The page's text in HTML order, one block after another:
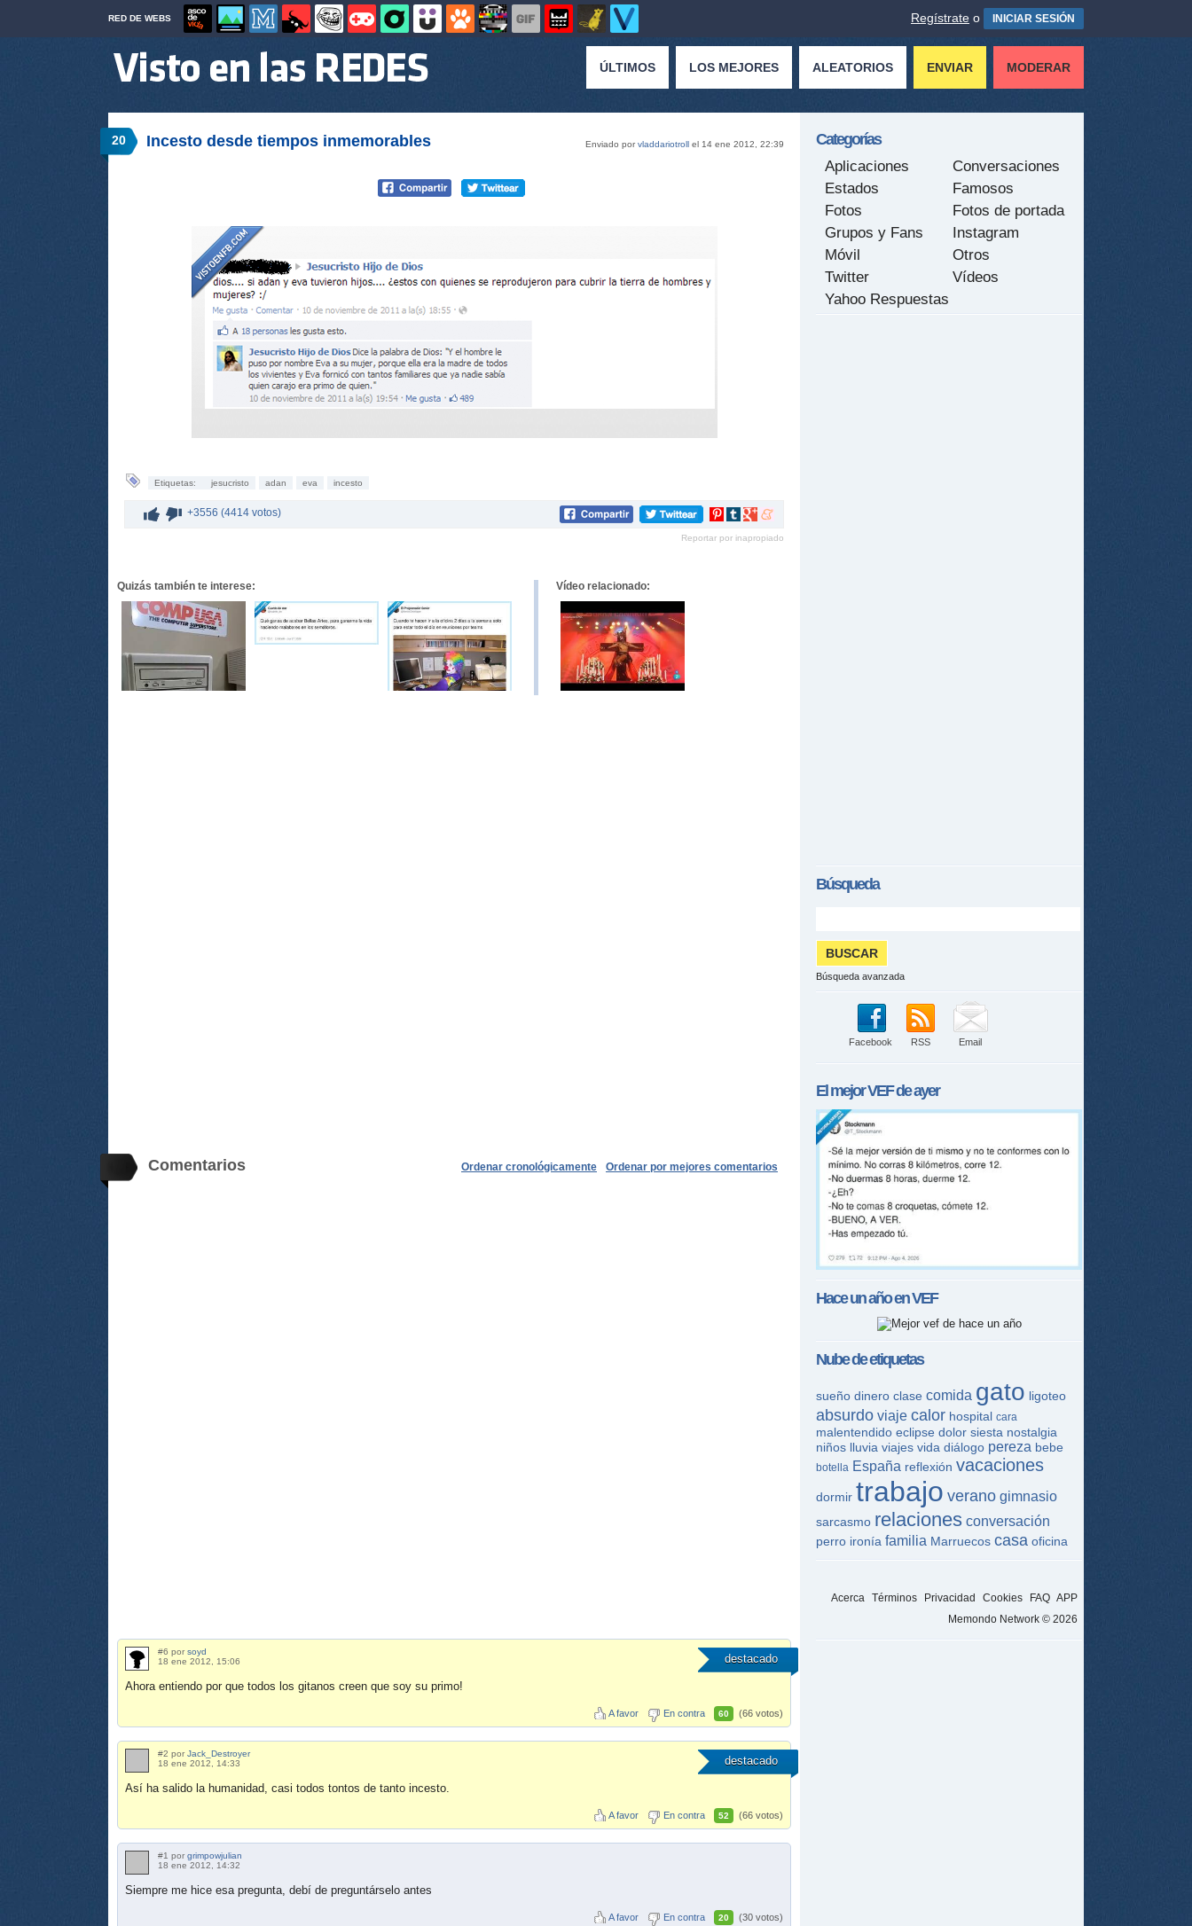
RED DE WEBS Regístrate o INICIAR SESIÓN
ÚLTIMOS LOS MEJORES ALEATORIOS ENVIAR MODERAR
20 Enviado porvladdariotroll el 14 ene 2012, 22:39
Incesto desde tiempos inmemorables
Etiquetas: jesucristo adan eva incesto
+3556 (4414 votos)
Compartir
Pinterest
Compartir
tumblr
Compartir
Google+
Compartir
meneame
Reportar por inapropiado
Quizás también te interese: Vídeo relacionado:
Comentarios Ordenar por mejores comentarios
Ordenar cronológicamente
destacado
#6 por soyd
18 ene 2012, 15:06
Ahora entiendo por que todos los gitanos creen que soy su primo!
A favor En contra 60 (66 votos)
destacado
#2 por Jack_Destroyer
18 ene 2012, 14:33
Así ha salido la humanidad, casi todos tontos de tanto incesto.
A favor En contra 52 (66 votos)
#1 por grimpowjulian
18 ene 2012, 14:32
Siempre me hice esa pregunta, debí de preguntárselo antes
A favor En contra 20 (30 votos)
Categorías
Aplicaciones
Conversaciones
Estados
Famosos
Fotos
Fotos de portada
Grupos y Fans
Instagram
Móvil
Otros
Twitter
Vídeos
Yahoo Respuestas
Búsqueda
Búsqueda avanzada
Facebook RSS Email
El mejorVEFde ayer
Hace un año enVEF
Nube de etiquetas
sueño dinero clase comida gato ligoteo
absurdo viaje calor hospital cara
malentendido eclipse dolor siesta nostalgia
niños lluvia viajes vida diálogo pereza bebe
botella España reflexión vacaciones
dormir trabajo verano gimnasio
sarcasmo relaciones conversación
perro ironía familia Marruecos casa oficina
Acerca Términos Privacidad Cookies FAQ APP
Memondo Network © 2026